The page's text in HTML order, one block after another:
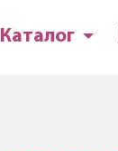
Каталог